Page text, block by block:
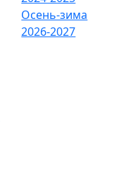
Осень-зима
2026-2027